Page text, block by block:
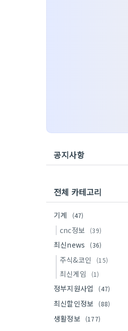
공지사항
전체 카테고리
기계 (47)
cnc정보 (39)
최신news (36)
주식&코인 (15)
최신게임 (1)
정부지원사업 (47)
최신할인정보 (88)
생활정보 (177)